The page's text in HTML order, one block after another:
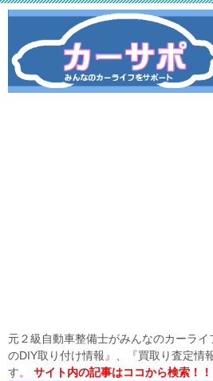
元２級自動車整備士がみんなのカーラ
のDIY取り付け情報』、『買取り査定情
す。 サイト内の記事はココから検索！！